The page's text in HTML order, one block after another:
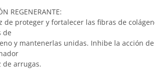
REGENERANTE:
de proteger y fortalecer las fibras de
de
y mantenerlas unidas. Inhibe la acción
de arrugas.